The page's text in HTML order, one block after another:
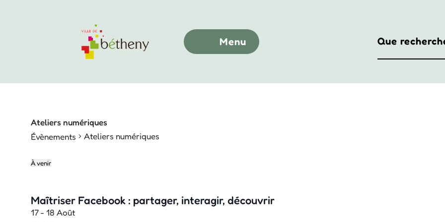
Menu
Ateliers numériques
Évènements
Ateliers numériques
À venir
date.
Maîtriser Facebook : partager, interagir, découvrir
17- 18 Août